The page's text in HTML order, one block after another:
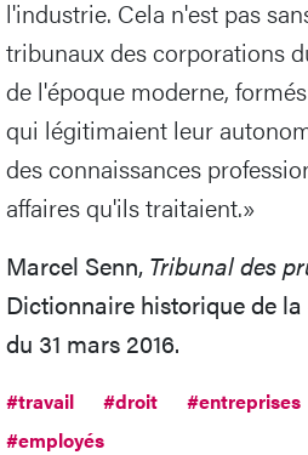
l'industrie. Cela n'est pas
tribunaux des corporations
de l'époque moderne,
qui légitimaient leur
des connaissances
affaires qu'ils traitaient.»
Marcel Senn, Tribunal des
Dictionnaire historique de
du 31 mars 2016.
#travail #droit #entreprises
#employés